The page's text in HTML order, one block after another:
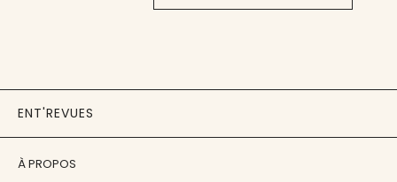
ENT'REVUES
À PROPOS